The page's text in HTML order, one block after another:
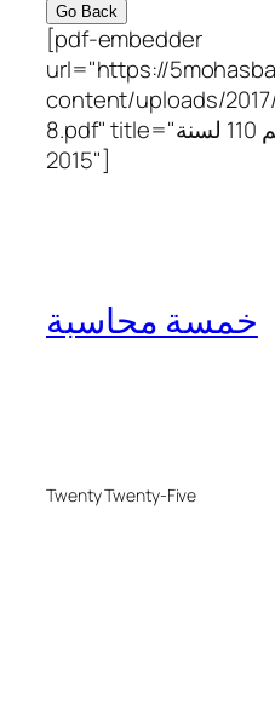
Go Back
[pdf-embedder
url="https://
content/uploads/
8.pdf" title="القرار الوزاري رقم 110 لسنة
2015"]
خمسة محاسبة
Twenty Twenty-Five